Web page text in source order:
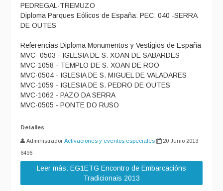
PEDREGAL-TREMUZO
Diploma Parques Eólicos de España: PEC: 040 -SERRA
DE OUTES
Referencias Diploma Monumentos y Vestigios de España
MVC- 0503 - IGLESIA DE S. XOAN DE SABARDES
MVC-1058 - TEMPLO DE S. XOAN DE ROO
MVC-0504 - IGLESIA DE S. MIGUEL DE VALADARES
MVC-1059 - IGLESIA DE S. PEDRO DE OUTES
MVC-1062 - PAZO DA SERRA
MVC-0505 - PONTE DO RUSO
Detalles
Administrador Activaciones y eventos especiales
20 Junio 2013
6496
Leer más: EG1ETG Encontro de Embarcacións
Tradicionais 2013